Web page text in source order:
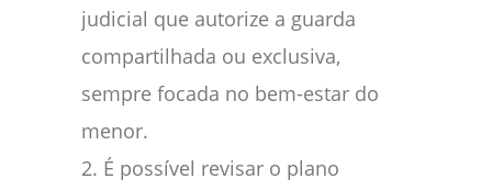
judicial que autorize a guarda
compartilhada ou exclusiva,
sempre focada no bem-estar do
menor.
2. É possível revisar o plano